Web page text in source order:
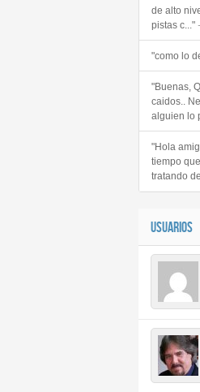
de alto
pistas c..."
"como lo
"Buenas,
caidos..
alguien lo
"Hola
tiempo
tratando
USUARIOS